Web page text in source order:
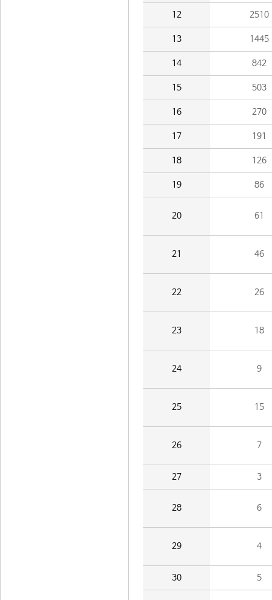
12 2510
13 1445
14 842
15 503
16 270
17 191
18 126
19 86
20 61
21 46
22 26
23 18
24 9
25 15
26 7
27 3
28 6
29 4
30 5